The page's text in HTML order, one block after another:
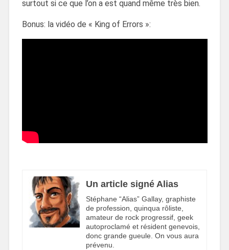
surtout si ce que l’on a est quand même très bien.
Bonus: la vidéo de « King of Errors »:
Un article signé Alias
Stéphane “Alias” Gallay, graphiste
de profession, quinqua rôliste,
amateur de rock progressif, geek
autoproclamé et résident genevois,
donc grande gueule. On vous aura
prévenu.